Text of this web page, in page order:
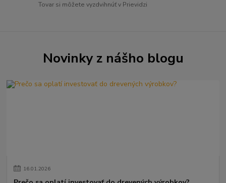
Tovar si môžete vyzdvihnúť v Prievidzi
Novinky z nášho blogu
16.01.2026